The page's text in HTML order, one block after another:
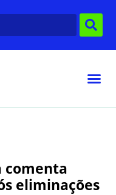
comenta
eliminações